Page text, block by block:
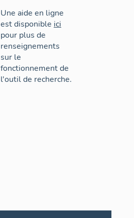
Une aide en ligne
est disponible ici
pour plus de
renseignements
sur le
fonctionnement de
l'outil de recherche.